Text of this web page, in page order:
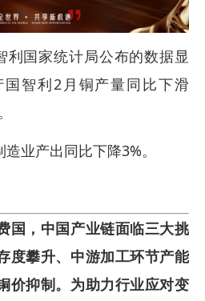
利国家统计局公布的数据显
智利2月铜产量同比下滑
业产出同比下降3%。
国，中国产业链面临三大挑
度攀升、中游加工环节产能
价抑制。为助力行业应对变